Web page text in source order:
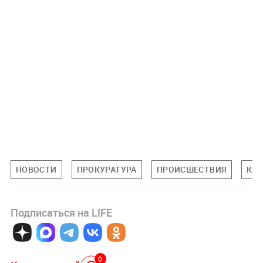
НОВОСТИ ПРОКУРАТУРА ПРОИСШЕСТВИЯ
Подписаться на LIFE
0